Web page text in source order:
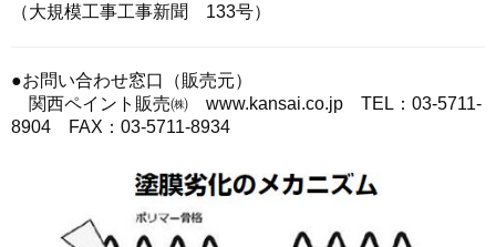
（大規模工事工事新聞 133号）
●お問い合わせ窓口（販売元）
関西ペイント販売㈱ www.kansai.co.jp TEL：03-5711-
8904 FAX：03-5711-8934